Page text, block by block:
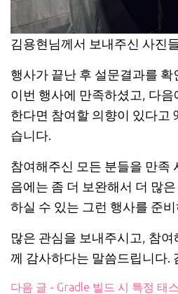
김용현님께서 보내주신 사진
행사가 끝난 후 설문결과를
이번 행사에 만족하셨고, 다
한다면 참여할 의향이 있다고
습니다.
참여해주신 모든 분들을 만족
음에는 좀 더 보완해서 더 많
하실 수 있는 그런 행사를 준
많은 관심을 보내주시고, 참
께 감사하다는 말씀드립니다.
다음 글 - Gradle 빌드 시 특정 태